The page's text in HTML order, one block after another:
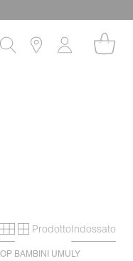
grid
Secondary grid
ProdottoIndossato
BAMBINI UMULY